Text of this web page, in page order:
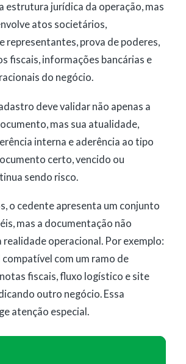
estrutura jurídica da operação, mas
atos societários,
representantes, prova de poderes,
fiscais, informações bancárias e
do negócio.
deve validar não apenas a
mas sua atualidade,
interna e aderência ao tipo
certo, vencido ou
sendo risco.
o cedente apresenta um conjunto
mas a documentação não
realidade operacional. Por exemplo:
com um ramo de
fiscais, fluxo logístico e site
outro negócio. Essa
atenção especial.